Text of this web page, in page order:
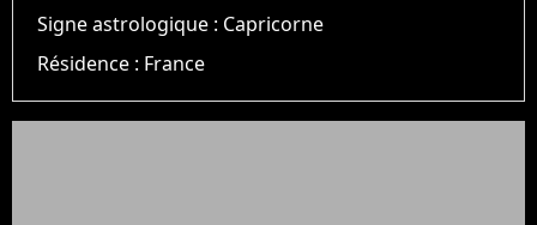
Signe astrologique : Capricorne
Résidence : France